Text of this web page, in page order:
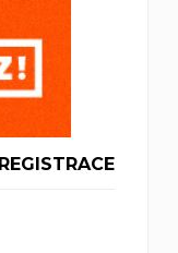
REGISTRACE